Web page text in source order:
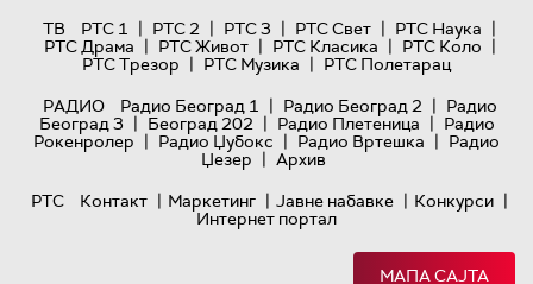
ТВ
РТС 1 | РТС 2 | РТС 3 | РТС Свет | РТС Наука |
РТС Драма | РТС Живот | РТС Класика | РТС Коло |
РТС Трезор | РТС Музика | РТС Полетарац
РАДИО
Радио Београд 1 | Радио Београд 2 | Радио
Београд 3 | Београд 202 | Радио Плетеница | Радио
Рокенролер | Радио Џубокс | Радио Вртешка | Радио
Џезер | Архив
РТС
Контакт | Маркетинг | Јавне набавке | Конкурси |
Интернет портал
МАПА САЈТА